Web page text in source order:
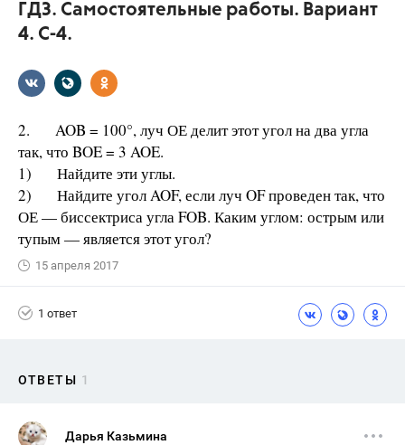
ГДЗ. Самостоятельные работы. Вариант
4. С-4.
2. AOB = 100°, луч ОЕ делит этот угол на два угла
так, что BOE = 3 AOE.
1) Найдите эти углы.
2) Найдите угол AOF, если луч OF проведен так, что
ОЕ — биссектриса угла FOB. Каким углом: острым или
тупым — является этот угол?
15 апреля 2017
1 ответ
ОТВЕТЫ 1
Дарья Казьмина